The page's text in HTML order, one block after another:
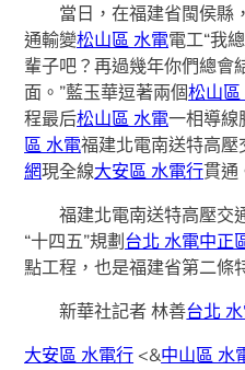
當日，在福建省閩侯縣
通輸變松山區 水電電工“我
輩子吧？再過幾年你們總會
面。”藍玉華逗著兩個松山
程最后松山區 水電一相導線
區 水電福建北電南送特高
網現全線大安區 水電行貫通
福建北電南送特高壓交
“十四五”規劃台北 水電中正
點工程，也是福建省第二條
新華社記者 林善台北
大安區 水電行 <&中山區 水